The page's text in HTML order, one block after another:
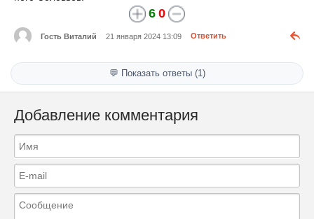
6 0
Гость Виталий 21 января 2024 13:09 Ответить
💬 Показать ответы (1)
Добавление комментария